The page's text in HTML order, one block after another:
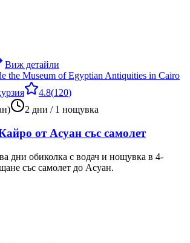
Виж детайли
4.8(120)
2 дни / 1 нощувка
от Асуан със самолет
дни обиколка с водач и нощувка в 4-
със самолет до Асуан.